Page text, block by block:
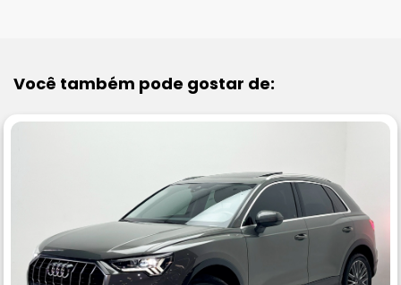
Você também pode gostar de: